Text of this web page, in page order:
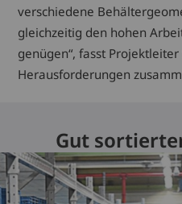
verschiedene
gleichzeitig den hohen
genügen“, fasst
Herausforderungen
Gut